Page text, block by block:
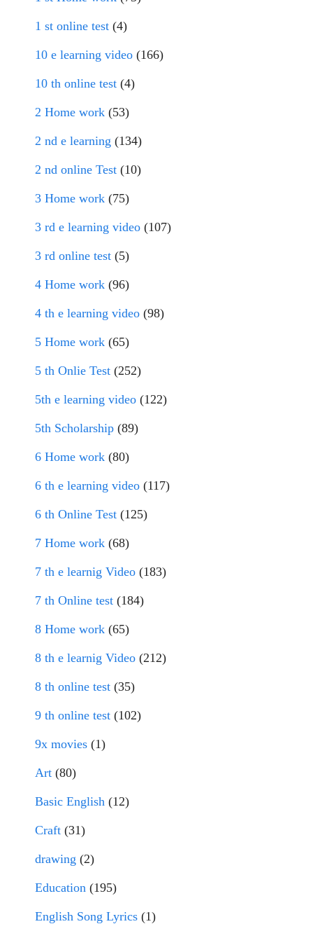
1 st online test (4)
10 e learning video (166)
10 th online test (4)
2 Home work (53)
2 nd e learning (134)
2 nd online Test (10)
3 Home work (75)
3 rd e learning video (107)
3 rd online test (5)
4 Home work (96)
4 th e learning video (98)
5 Home work (65)
5 th Onlie Test (252)
5th e learning video (122)
5th Scholarship (89)
6 Home work (80)
6 th e learning video (117)
6 th Online Test (125)
7 Home work (68)
7 th e learnig Video (183)
7 th Online test (184)
8 Home work (65)
8 th e learnig Video (212)
8 th online test (35)
9 th online test (102)
9x movies (1)
Art (80)
Basic English (12)
Craft (31)
drawing (2)
Education (195)
English Song Lyrics (1)